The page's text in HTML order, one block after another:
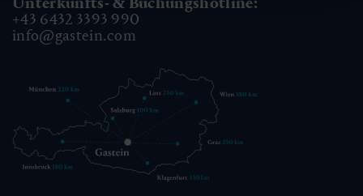
+43 6432 3393 990
info@gastein.com